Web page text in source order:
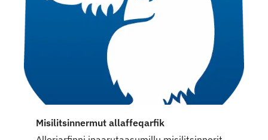
Misilitsinnermut allaffeqarfik